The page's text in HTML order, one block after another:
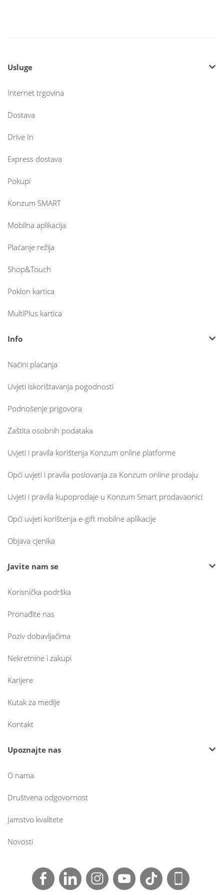
Usluge
Internet trgovina
Dostava
Drive In
Express dostava
Pokupi
Konzum SMART
Mobilna aplikacija
Plaćanje režija
Shop&Touch
Poklon kartica
MultiPlus kartica
Info
Načini plaćanja
Uvjeti iskorištavanja pogodnosti
Podnošenje prigovora
Zaštita osobnih podataka
Uvjeti i pravila korištenja Konzum online platforme
Opći uvjeti i pravila poslovanja za Konzum online prodaju
Uvjeti i pravila kupoprodaje u Konzum Smart prodavaonici
Opći uvjeti korištenja e-gift mobilne aplikacije
Objava cjenika
Javite nam se
Korisnička podrška
Pronađite nas
Poziv dobavljačima
Nekretnine i zakupi
Karijere
Kutak za medije
Kontakt
Upoznajte nas
O nama
Društvena odgovornost
Jamstvo kvalitete
Novosti